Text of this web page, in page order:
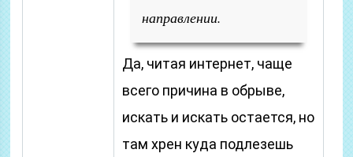
направлении.
Да, читая интернет, чаще
всего причина в обрыве,
искать и искать остается, но
там хрен куда подлезешь